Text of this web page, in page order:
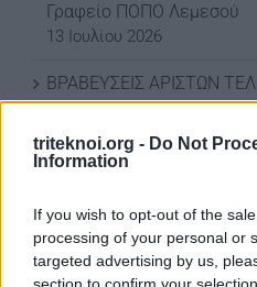
triteknoi.org - Do Not
Information
If you wish to opt-out of the
processing of your personal or
targeted advertising by us,
section to confirm your
Γραφείο ΠΟΠΟ Λεμεσού
13 Ιουλίου 2026
ΒΡΑΒΕΥΣΕΙΣ ΑΡΙΣΤΩΝ
3 Ιουλίου 2026
ΕΚΠΤΩΣΗ ΣΤΗ
ΕΚΠΤΩΣΗ ΣΤΑ ΣΚΥΒΑΛΑ
11 Ιουνίου 2026